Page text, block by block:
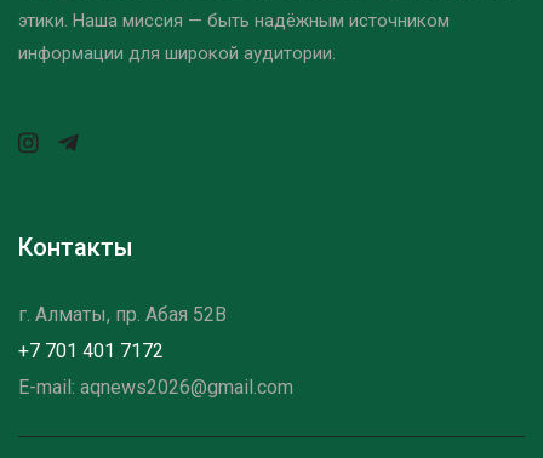
этики. Наша миссия — быть надёжным источником
информации для широкой аудитории.
Контакты
г. Алматы, пр. Абая 52B
+7 701 401 7172
E-mail: aqnews2026@gmail.com